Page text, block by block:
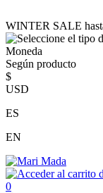
WINTER SALE
Moneda
Según producto
$
USD
ES
EN
0